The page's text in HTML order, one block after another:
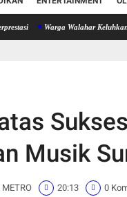
Warga Walahar Keluhkan Bau
Musik
METRO 20:13 0